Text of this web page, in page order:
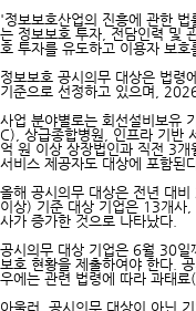
'정보보호산업의 진흥에 관한
는 정보보호 투자, 전담인력 및
호 투자를 유도하고 이용자 보호
정보보호 공시의무 대상은 법령
기준으로 선정하고 있으며,
사업 분야별로는 회선설비보유
C), 상급종합병원, 인프라 기반
억 원 이상 상장법인과 직전 3
서비스 제공자도 대상에 포함된
올해 공시의무 대상은 전년 대
이상) 기준 대상 기업은 13개사
사가 증가한 것으로 나타났다.
공시의무 대상 기업은 6월 30일
보호 현황을 제출하여야 한다.
우에는 관련 법령에 따라 과태
아울러, 공시의무 대상이 아닌